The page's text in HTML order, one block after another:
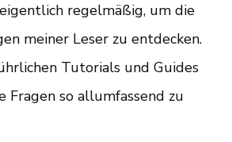
regelmäßig, um die
meiner Leser zu entdecken.
Tutorials und Guides
Fragen so allumfassend zu